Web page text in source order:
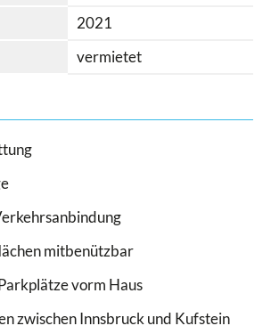
2021
vermietet
mitbenützbar
vorm Haus
zwischen Innsbruck und Kufstein